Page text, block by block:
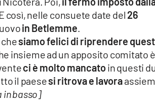
così, nelle consuete date del 26
in Betlemme.
siamo felici di riprendere
insieme ad un apposito comitato
ci è molto mancatoin questi
il paesesi ritrova e lavora
in basso]